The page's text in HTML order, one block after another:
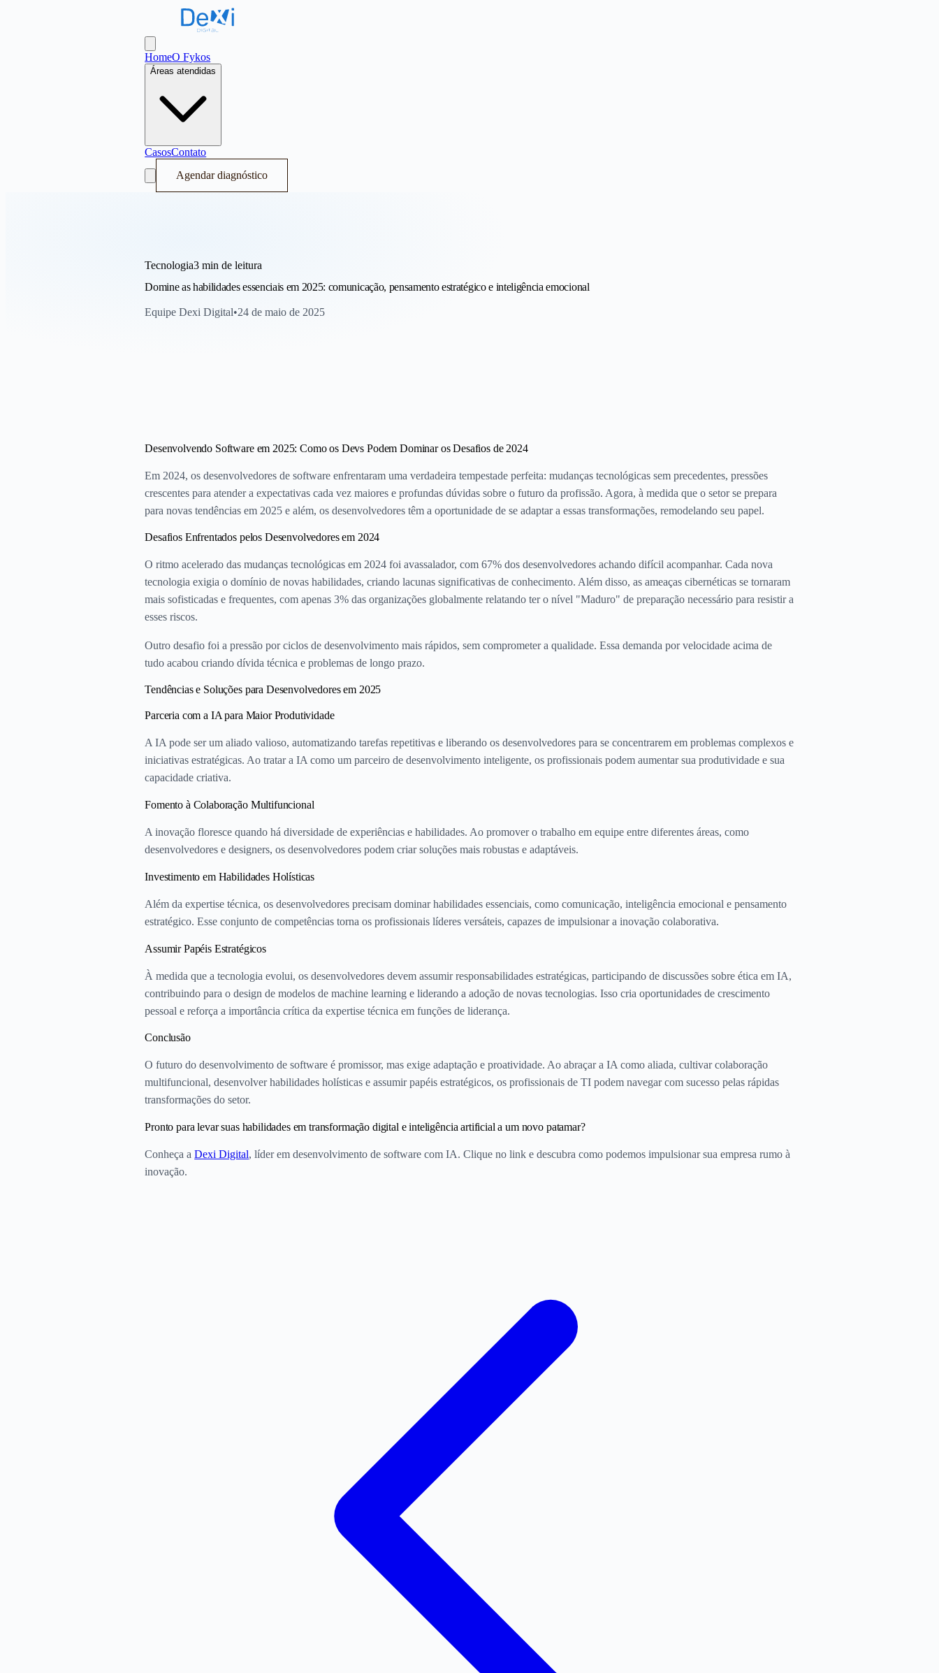
Dexi Digital - Sistema Operacional de Receita
HomeO Fykos
Áreas atendidas
CasosContato
Agendar diagnóstico
Tecnologia3 min de leitura
Domine as habilidades essenciais em 2025: comunicação, pensamento estratégico e inteligência emocional
Equipe Dexi Digital•24 de maio de 2025
Desenvolvendo Software em 2025: Como os Devs Podem Dominar os Desafios de 2024
Em 2024, os desenvolvedores de software enfrentaram uma verdadeira tempestade perfeita: mudanças tecnológicas sem precedentes, pressões
crescentes para atender a expectativas cada vez maiores e profundas dúvidas sobre o futuro da profissão. Agora, à medida que o setor se prepara
para novas tendências em 2025 e além, os desenvolvedores têm a oportunidade de se adaptar a essas transformações, remodelando seu papel.
Desafios Enfrentados pelos Desenvolvedores em 2024
O ritmo acelerado das mudanças tecnológicas em 2024 foi avassalador, com 67% dos desenvolvedores achando difícil acompanhar. Cada nova
tecnologia exigia o domínio de novas habilidades, criando lacunas significativas de conhecimento. Além disso, as ameaças cibernéticas se tornaram
mais sofisticadas e frequentes, com apenas 3% das organizações globalmente relatando ter o nível "Maduro" de preparação necessário para resistir a
esses riscos.
Outro desafio foi a pressão por ciclos de desenvolvimento mais rápidos, sem comprometer a qualidade. Essa demanda por velocidade acima de
tudo acabou criando dívida técnica e problemas de longo prazo.
Tendências e Soluções para Desenvolvedores em 2025
Parceria com a IA para Maior Produtividade
A IA pode ser um aliado valioso, automatizando tarefas repetitivas e liberando os desenvolvedores para se concentrarem em problemas complexos e
iniciativas estratégicas. Ao tratar a IA como um parceiro de desenvolvimento inteligente, os profissionais podem aumentar sua produtividade e sua
capacidade criativa.
Fomento à Colaboração Multifuncional
A inovação floresce quando há diversidade de experiências e habilidades. Ao promover o trabalho em equipe entre diferentes áreas, como
desenvolvedores e designers, os desenvolvedores podem criar soluções mais robustas e adaptáveis.
Investimento em Habilidades Holísticas
Além da expertise técnica, os desenvolvedores precisam dominar habilidades essenciais, como comunicação, inteligência emocional e pensamento
estratégico. Esse conjunto de competências torna os profissionais líderes versáteis, capazes de impulsionar a inovação colaborativa.
Assumir Papéis Estratégicos
À medida que a tecnologia evolui, os desenvolvedores devem assumir responsabilidades estratégicas, participando de discussões sobre ética em IA,
contribuindo para o design de modelos de machine learning e liderando a adoção de novas tecnologias. Isso cria oportunidades de crescimento
pessoal e reforça a importância crítica da expertise técnica em funções de liderança.
Conclusão
O futuro do desenvolvimento de software é promissor, mas exige adaptação e proatividade. Ao abraçar a IA como aliada, cultivar colaboração
multifuncional, desenvolver habilidades holísticas e assumir papéis estratégicos, os profissionais de TI podem navegar com sucesso pelas rápidas
transformações do setor.
Pronto para levar suas habilidades em transformação digital e inteligência artificial a um novo patamar?
Conheça aDexi Digital, líder em desenvolvimento de software com IA. Clique no link e descubra como podemos impulsionar sua empresa rumo à
inovação.